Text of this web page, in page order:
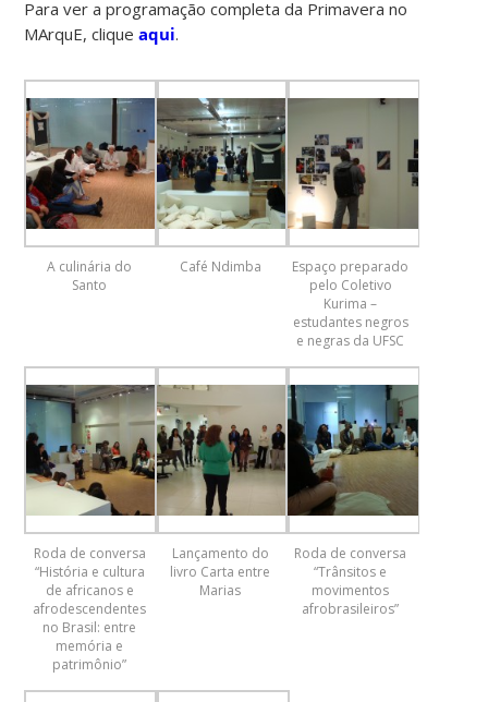
Para ver a programação completa da Primavera no
MArquE, cliqueaqui.
A culinária do
Santo
Café Ndimba
Espaço preparado
pelo Coletivo
Kurima –
estudantes negros
e negras da UFSC
Roda de conversa
“História e cultura
de africanos e
afrodescendentes
no Brasil: entre
memória e
patrimônio”
Lançamento do
livro Carta entre
Marias
Roda de conversa
“Trânsitos e
movimentos
afrobrasileiros”